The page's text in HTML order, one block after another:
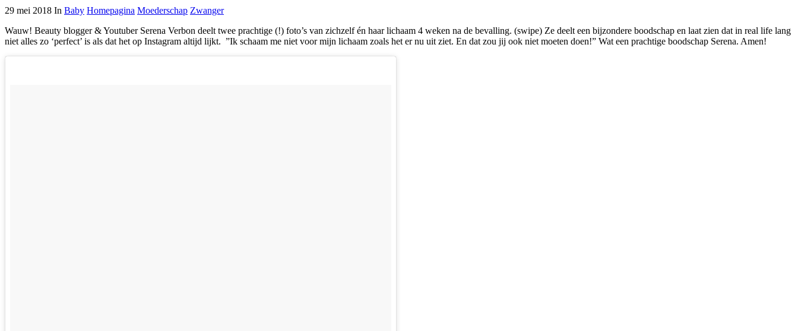
29 mei 2018 In Baby Homepagina Moederschap Zwanger
Wauw! Beauty blogger & Youtuber Serena Verbon deelt twee prachtige (!) foto’s van zichzelf én haar lichaam 4 weken na de bevalling. (swipe) Ze deelt een bijzondere boodschap en laat zien dat in real life lang
niet alles zo ‘perfect’ is als dat het op Instagram altijd lijkt. ”Ik schaam me niet voor mijn lichaam zoals het er nu uit ziet. En dat zou jij ook niet moeten doen!” Wat een prachtige boodschap Serena. Amen!